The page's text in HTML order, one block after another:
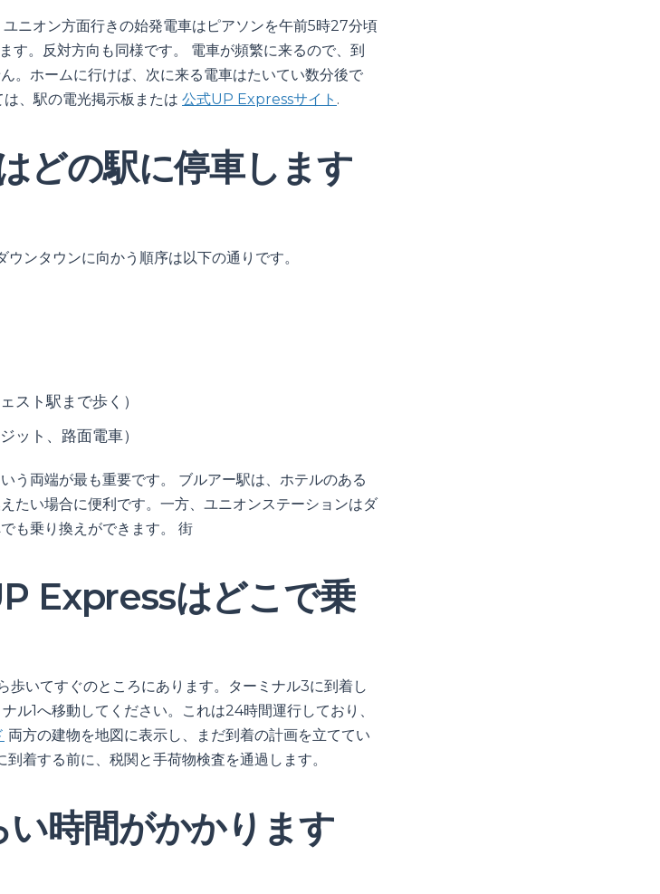
ニオン方面行きの始発電車はピアソンを午前5時27分頃
す。反対方向も同様です。 電車が頻繁に来るので、到
。ホームに行けば、次に来る電車はたいてい数分後で
、駅の電光掲示板または 公式UP Expressサイト .
どの駅に停車します
ンタウンに向かう順序は以下の通りです。
スト駅まで歩く）
ット、路面電車）
う両端が最も重要です。 ブルアー駅は、ホテルのある
たい場合に便利です。一方、ユニオンステーションはダ
も乗り換えができます。 街
Expressはどこで乗
歩いてすぐのところにあります。ターミナル3に到着し
ル1へ移動してください。これは24時間運行しており、
両方の建物を地図に表示し、まだ到着の計画を立ててい
到着する前に、税関と手荷物検査を通過します。
時間がかかります